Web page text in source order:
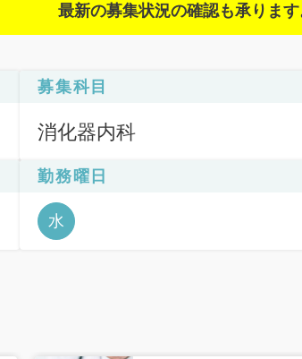
最新の募集状況の確認も承ります
募集科目
消化器内科
勤務曜日
水